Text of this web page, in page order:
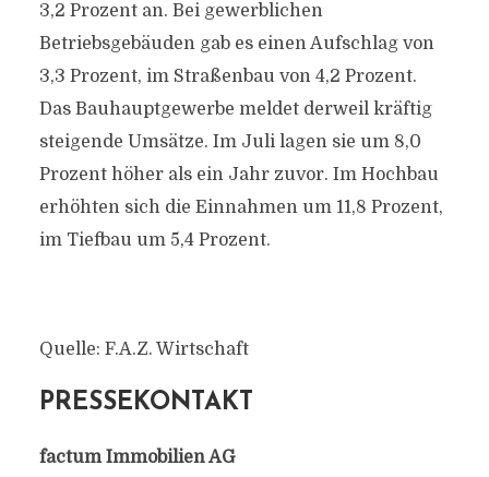
3,2 Prozent an. Bei gewerblichen
Betriebsgebäuden gab es einen Aufschlag von
3,3 Prozent, im Straßenbau von 4,2 Prozent.
Das Bauhauptgewerbe meldet derweil kräftig
steigende Umsätze. Im Juli lagen sie um 8,0
Prozent höher als ein Jahr zuvor. Im Hochbau
erhöhten sich die Einnahmen um 11,8 Prozent,
im Tiefbau um 5,4 Prozent.
Quelle: F.A.Z. Wirtschaft
PRESSEKONTAKT
factum Immobilien AG